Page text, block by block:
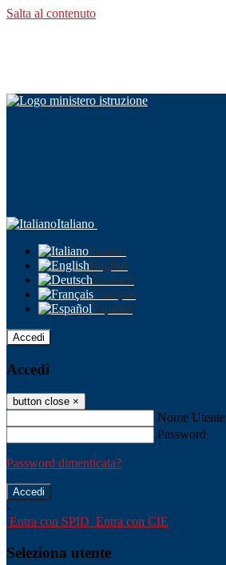
Salta al contenuto
Italiano
Italiano
English
Deutsch
Français
Español
Accedi
Accedi
button close ×
Nome Utente
Password
Password dimenticata?
-
Entra con SPID Entra con CIE
Seleziona utente